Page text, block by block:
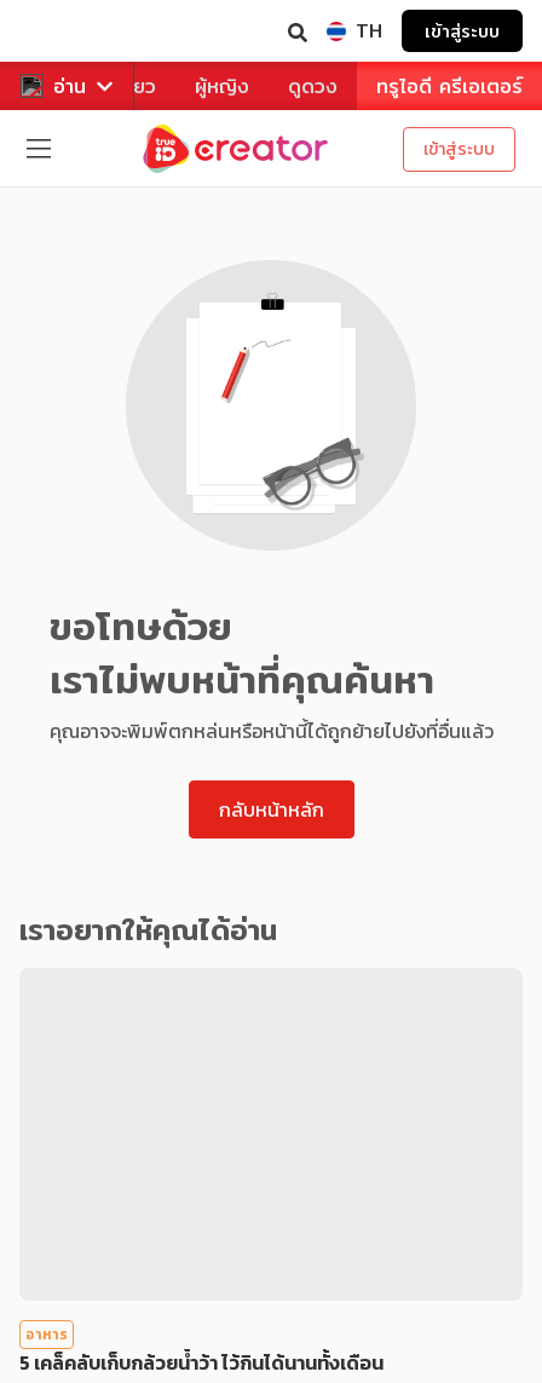
TH เข้าสู่ระบบ
อ่าน
หาร ท่องเที่ยว ผู้หญิง ดูดวง ทรูไอดี ครีเอเตอร์
เข้าสู่ระบบ
ขอโทษด้วย
เราไม่พบหน้าที่คุณค้นหา
คุณอาจจะพิมพ์ตกหล่นหรือหน้านี้ได้ถูกย้ายไปยังที่อื่นแล้ว
กลับหน้าหลัก
เราอยากให้คุณได้อ่าน
อาหาร
5 เคล็คลับเก็บกล้วยน้ำว้า ไว้กินได้นานทั้งเดือน